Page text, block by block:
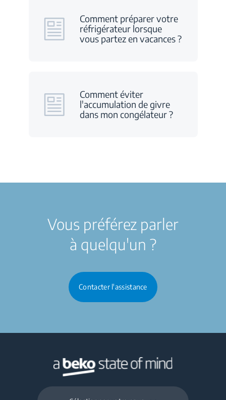
Comment préparer votre
réfrigérateur lorsque
vous partez en vacances ?
Comment éviter
l'accumulation de givre
dans mon congélateur ?
Vous préférez parler
à quelqu'un ?
Contacter l'assistance